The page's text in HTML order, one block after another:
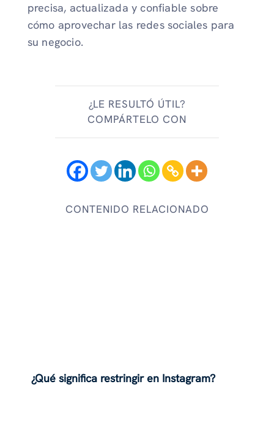
precisa, actualizada y confiable sobre
cómo aprovechar las redes sociales para
su negocio.
¿LE RESULTÓ ÚTIL?
COMPÁRTELO CON
CONTENIDO RELACIONADO
¿Qué significa restringir en Instagram?